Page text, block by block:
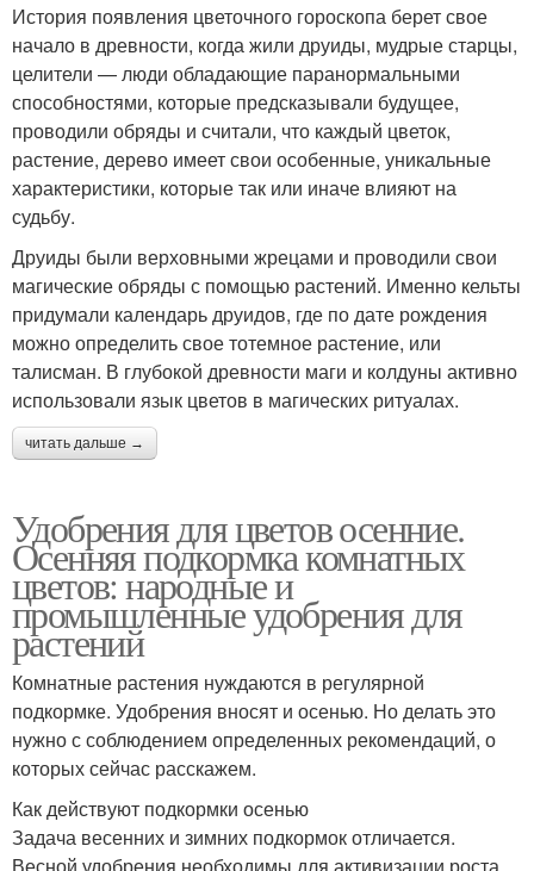
История появления цветочного гороскопа берет свое
начало в древности, когда жили друиды, мудрые старцы,
целители — люди обладающие паранормальными
способностями, которые предсказывали будущее,
проводили обряды и считали, что каждый цветок,
растение, дерево имеет свои особенные, уникальные
характеристики, которые так или иначе влияют на
судьбу.
Друиды были верховными жрецами и проводили свои
магические обряды с помощью растений. Именно кельты
придумали календарь друидов, где по дате рождения
можно определить свое тотемное растение, или
талисман. В глубокой древности маги и колдуны активно
использовали язык цветов в магических ритуалах.
читать дальше →
Удобрения для цветов осенние.
Осенняя подкормка комнатных
цветов: народные и
промышленные удобрения для
растений
Комнатные растения нуждаются в регулярной
подкормке. Удобрения вносят и осенью. Но делать это
нужно с соблюдением определенных рекомендаций, о
которых сейчас расскажем.
Как действуют подкормки осенью
Задача весенних и зимних подкормок отличается.
Весной удобрения необходимы для активизации роста